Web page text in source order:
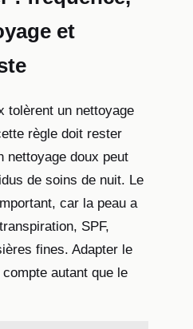
et
tolèrent un nettoyage
règle doit rester
nettoyage doux peut
de soins de nuit. Le
car la peau a
SPF,
fines. Adapter le
autant que le